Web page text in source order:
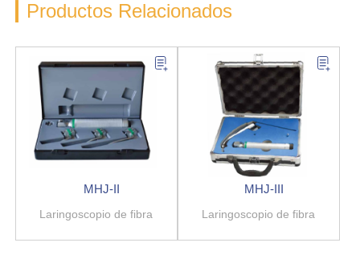
Productos Relacionados
MHJ-II
Laringoscopio de fibra
MHJ-III
Laringoscopio de fibra